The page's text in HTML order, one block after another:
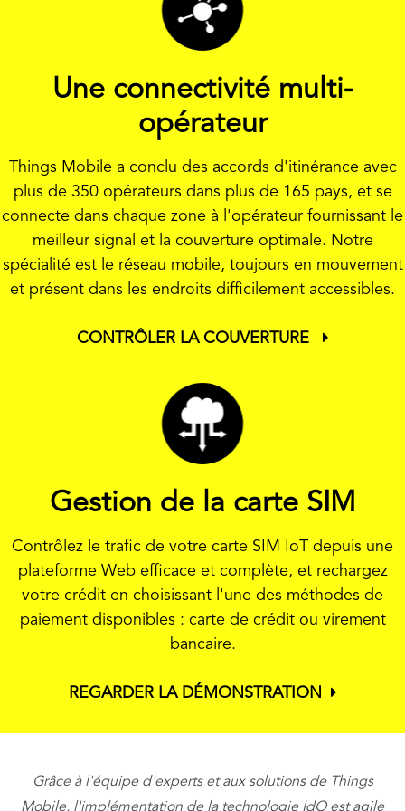
Une connectivité multi-
opérateur
Things Mobile a conclu des accords d'itinérance avec
plus de 350 opérateurs dans plus de 165 pays, et se
connecte dans chaque zone à l'opérateur fournissant le
meilleur signal et la couverture optimale. Notre
spécialité est le réseau mobile, toujours en mouvement
et présent dans les endroits difficilement accessibles.
CONTRÔLER LA COUVERTURE
Gestion de la carte SIM
Contrôlez le trafic de votre carte SIM IoT depuis une
plateforme Web efficace et complète, et rechargez
votre crédit en choisissant l'une des méthodes de
paiement disponibles : carte de crédit ou virement
bancaire.
REGARDER LA DÉMONSTRATION
Grâce à l'équipe d'experts et aux solutions de Things
Mobile, l'implémentation de la technologie IdO est agile